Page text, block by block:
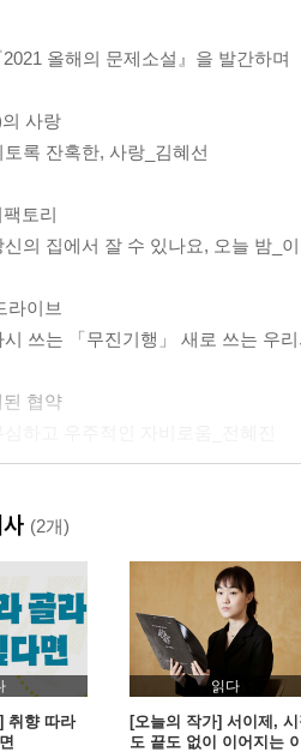
올해의 문제소설』을 발간하며
사랑
록 잔혹한, 사랑_김혜선
토리
신의 집에서 잘 수 있나요, 오늘 밤_
라이브
시 쓰는 「무진기행」 새로 쓰는 우
협약
(顯現)과 각성_김영찬
사운드 전집에서 삭제된 곡
춘이 잉태되는 그 밤_박신영
된 거리에 나는 없었다_정은경
(2개)
취향 따라
읽다
[오늘의 작가] 서이제,
도 끝도 없이 이어지는